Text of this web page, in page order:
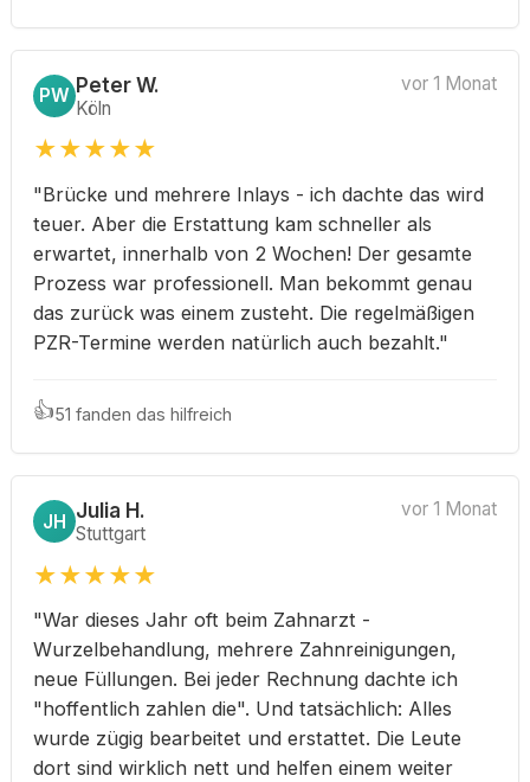
PW Peter W.
Köln
vor 1 Monat
★★★★★
"Brücke und mehrere Inlays - ich dachte das wird
teuer. Aber die Erstattung kam schneller als
erwartet, innerhalb von 2 Wochen! Der gesamte
Prozess war professionell. Man bekommt genau
das zurück was einem zusteht. Die regelmäßigen
PZR-Termine werden natürlich auch bezahlt."
👍51 fanden das hilfreich
JH Julia H.
Stuttgart
vor 1 Monat
★★★★★
"War dieses Jahr oft beim Zahnarzt -
Wurzelbehandlung, mehrere Zahnreinigungen,
neue Füllungen. Bei jeder Rechnung dachte ich
"hoffentlich zahlen die". Und tatsächlich: Alles
wurde zügig bearbeitet und erstattet. Die Leute
dort sind wirklich nett und helfen einem weiter